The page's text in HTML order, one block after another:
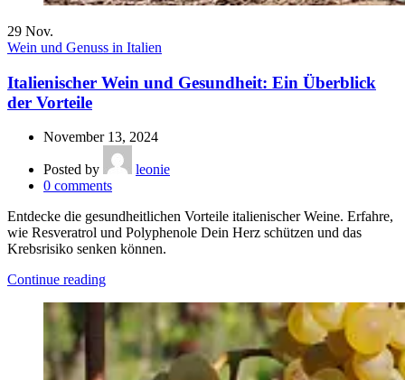
29 Nov.
Wein und Genuss in Italien
Italienischer Wein und Gesundheit: Ein Überblick
der Vorteile
November 13, 2024
Posted by
leonie
0 comments
Entdecke die gesundheitlichen Vorteile italienischer Weine. Erfahre,
wie Resveratrol und Polyphenole Dein Herz schützen und das
Krebsrisiko senken können.
Continue reading